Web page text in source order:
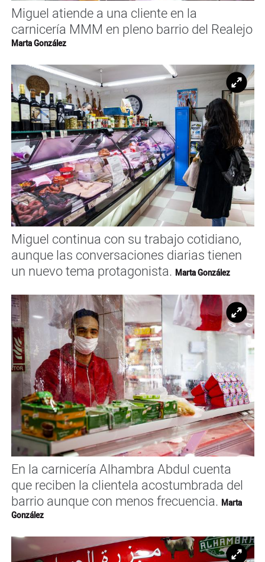
Miguel atiende a una cliente en la
carnicería MMM en pleno barrio del Realejo
Marta González
Miguel continua con su trabajo cotidiano,
aunque las conversaciones diarias tienen
un nuevo tema protagonista. Marta González
En la carnicería Alhambra Abdul cuenta
que reciben la clientela acostumbrada del
barrio aunque con menos frecuencia. Marta
González